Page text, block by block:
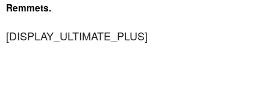
Remmets.
[DISPLAY_ULTIMATE_PLUS]